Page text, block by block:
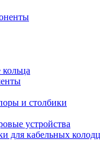
и столбики
устройства
для кабельных